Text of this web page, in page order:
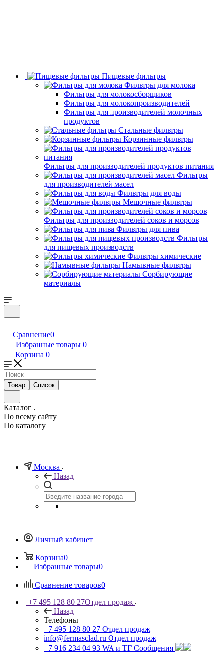
Пищевые фильтры
Фильтры для молока
Фильтры для молокосборщиков
Фильтры для молокопроизводителей
Фильтры для производителей молочных
продуктов
Стальные фильтры
Корзинные фильтры
Фильтры для производителей продуктов питания
Фильтры
для производителей масел
Фильтры для воды
Мешочные фильтры
Фильтры для производителей соков и морсов
Фильтры для пива
Фильтры
для пищевых производств
Фильтры химические
Намывные фильтры
Сорбирующие
материалы
Сравнение0
Избранные товары 0
Корзина 0
Товар Список
Каталог
По всему сайту
По каталогу
Москва
Назад
Личный кабинет
Корзина0
Избранные товары0
Сравнение товаров0
+7 495 128 80 27Отдел продаж
Назад
Телефоны
+7 495 128 80 27 Отдел продаж
info@fermasclad.ru Отдел продаж
+7 916 234 04 93 WA и ТГ Сообщения